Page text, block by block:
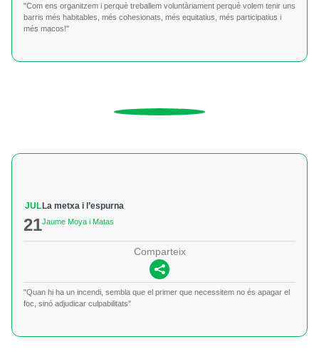
"Com ens organitzem i perquè treballem voluntàriament perquè volem tenir uns
barris més habitables, més cohesionats, més equitatius, més participatius i
més macos!"
JUL
21
La metxa i l’espurna
Jaume Moya i Matas
Comparteix
"Quan hi ha un incendi, sembla que el primer que necessitem no és apagar el
foc, sinó adjudicar culpabilitats"